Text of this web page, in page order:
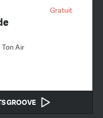
Gratuit
Ton Air
GROOVE